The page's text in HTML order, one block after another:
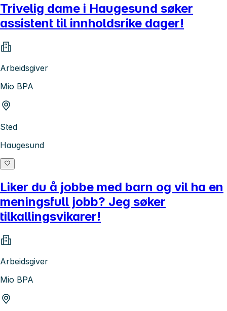
Trivelig dame i Haugesund søker
assistent til innholdsrike dager!
Arbeidsgiver
Mio BPA
Sted
Haugesund
Liker du å jobbe med barn og vil ha en
meningsfull jobb? Jeg søker
tilkallingsvikarer!
Arbeidsgiver
Mio BPA